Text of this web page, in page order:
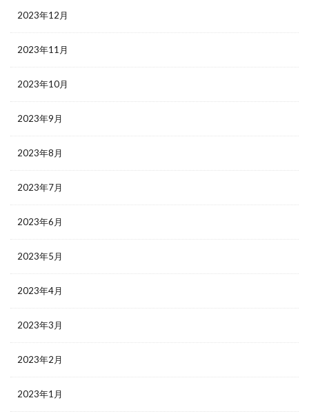
2023年12月
2023年11月
2023年10月
2023年9月
2023年8月
2023年7月
2023年6月
2023年5月
2023年4月
2023年3月
2023年2月
2023年1月